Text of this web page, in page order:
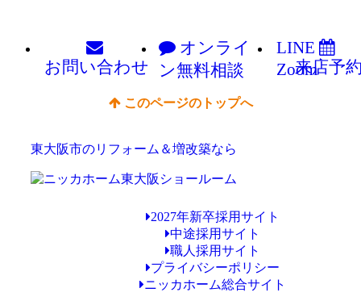
お問い合わせ
オンライ
ン無料相談
LINE
Zoom
来店予
このページのトップへ
東大阪市のリフォーム＆増改築なら
2027年新卒採用サイト
中途採用サイト
職人採用サイト
プライバシーポリシー
ニッカホーム総合サイト